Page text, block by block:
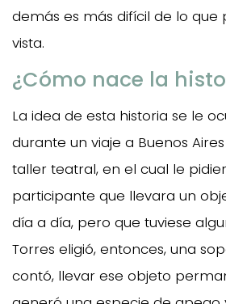
demás es más difícil de lo que
vista.
¿Cómo nace la
La idea de esta historia se le
durante un viaje a Buenos
taller teatral, en el cual le
participante que llevara un
día a día, pero que tuviese
Torres eligió, entonces, una
contó, llevar ese objeto